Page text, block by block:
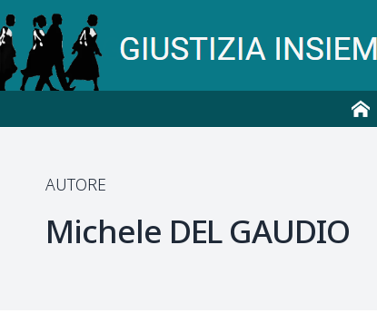
AUTORE
Michele DEL GAUDIO